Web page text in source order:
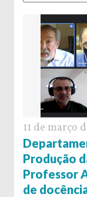
11 de março
Produção
Professor
de